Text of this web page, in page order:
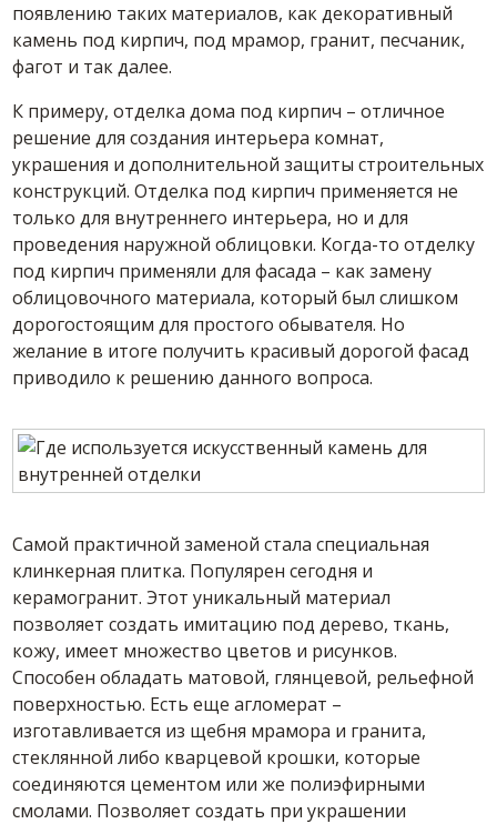
появлению таких материалов, как декоративный
камень под кирпич, под мрамор, гранит, песчаник,
фагот и так далее.
К примеру, отделка дома под кирпич – отличное
решение для создания интерьера комнат,
украшения и дополнительной защиты строительных
конструкций. Отделка под кирпич применяется не
только для внутреннего интерьера, но и для
проведения наружной облицовки. Когда-то отделку
под кирпич применяли для фасада – как замену
облицовочного материала, который был слишком
дорогостоящим для простого обывателя. Но
желание в итоге получить красивый дорогой фасад
приводило к решению данного вопроса.
Самой практичной заменой стала специальная
клинкерная плитка. Популярен сегодня и
керамогранит. Этот уникальный материал
позволяет создать имитацию под дерево, ткань,
кожу, имеет множество цветов и рисунков.
Способен обладать матовой, глянцевой, рельефной
поверхностью. Есть еще агломерат –
изготавливается из щебня мрамора и гранита,
стеклянной либо кварцевой крошки, которые
соединяются цементом или же полиэфирными
смолами. Позволяет создать при украшении